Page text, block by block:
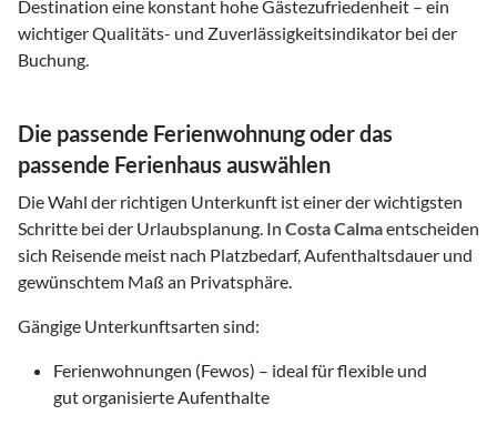
Destination eine konstant hohe Gästezufriedenheit – ein
wichtiger Qualitäts- und Zuverlässigkeitsindikator bei der
Buchung.
Die passende Ferienwohnung oder das
passende Ferienhaus auswählen
Die Wahl der richtigen Unterkunft ist einer der wichtigsten
Schritte bei der Urlaubsplanung. In Costa Calmaentscheiden
sich Reisende meist nach Platzbedarf, Aufenthaltsdauer und
gewünschtem Maß an Privatsphäre.
Gängige Unterkunftsarten sind:
Ferienwohnungen (Fewos) – ideal für flexible und
gut organisierte Aufenthalte